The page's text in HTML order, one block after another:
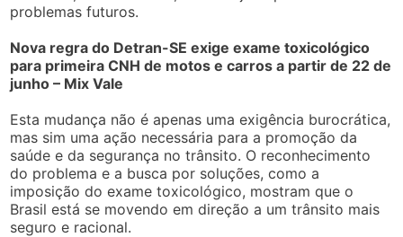
problemas futuros.
Nova regra do Detran-SE exige exame toxicológico
para primeira CNH de motos e carros a partir de 22 de
junho – Mix Vale
Esta mudança não é apenas uma exigência burocrática,
mas sim uma ação necessária para a promoção da
saúde e da segurança no trânsito. O reconhecimento
do problema e a busca por soluções, como a
imposição do exame toxicológico, mostram que o
Brasil está se movendo em direção a um trânsito mais
seguro e racional.